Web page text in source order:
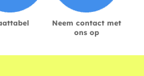
Neem contact met
ons op